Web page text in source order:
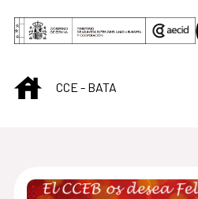
Saltar al contenido principal
INICIOCCE - BATA